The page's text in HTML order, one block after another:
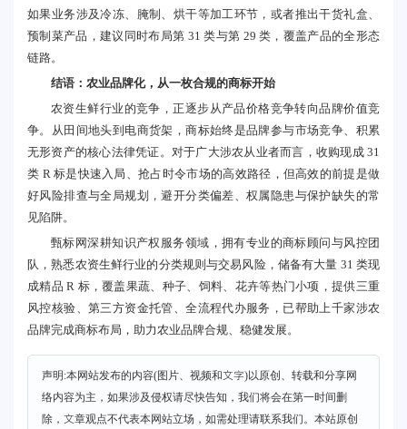
如果业务涉及冷冻、腌制、烘干等加工环节，或者推出干货礼盒、
预制菜产品，建议同时布局第 31 类与第 29 类，覆盖产品的全形态
链路。
结语：农业品牌化，从一枚合规的商标开始
农资生鲜行业的竞争，正逐步从产品价格竞争转向品牌价值竞
争。从田间地头到电商货架，商标始终是品牌参与市场竞争、积累
无形资产的核心法律凭证。对于广大涉农从业者而言，收购现成 31
类 R 标是快速入局、抢占时令市场的高效路径，但高效的前提是做
好风险排查与全局规划，避开分类偏差、权属隐患与保护缺失的常
见陷阱。
甄标网深耕知识产权服务领域，拥有专业的商标顾问与风控团
队，熟悉农资生鲜行业的分类规则与交易风险，储备有大量 31 类现
成精品 R 标，覆盖果蔬、种子、饲料、花卉等热门小项，提供三重
风控核验、第三方资金托管、全流程代办服务，已帮助上千家涉农
品牌完成商标布局，助力农业品牌合规、稳健发展。
声明:本网站发布的内容(图片、视频和文字)以原创、转载和分享网
络内容为主，如果涉及侵权请尽快告知，我们将会在第一时间删
除，文章观点不代表本网站立场，如需处理请联系我们。本站原创